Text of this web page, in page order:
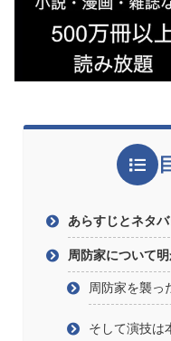
あらすじとネタ
周防家について
周防家を襲っ
そして演技は